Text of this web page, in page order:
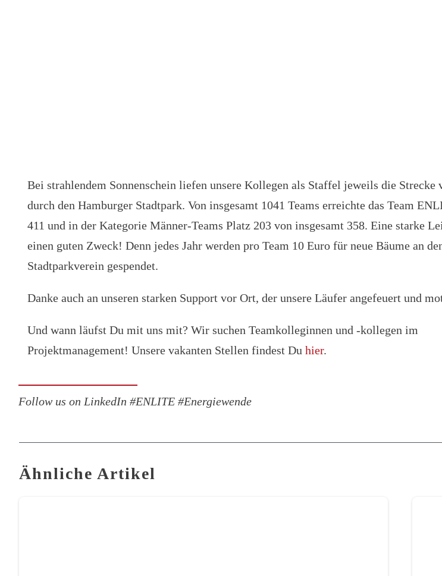
Bei strahlendem Sonnenschein liefen unsere Kollegen als Staffel jeweils die Strecke
durch den Hamburger Stadtpark. Von insgesamt 1041 Teams erreichte das Team
411 und in der Kategorie Männer-Teams Platz 203 von insgesamt 358. Eine starke
einen guten Zweck! Denn jedes Jahr werden pro Team 10 Euro für neue Bäume an
Stadtparkverein gespendet.
Danke auch an unseren starken Support vor Ort, der unsere Läufer angefeuert und
Und wann läufst Du mit uns mit? Wir suchen Teamkolleginnen und -kollegen im
Projektmanagement! Unsere vakanten Stellen findest Duhier.
Follow us on LinkedIn #ENLITE #Energiewende
Ähnliche Artikel